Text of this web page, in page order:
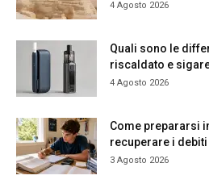
4 Agosto 2026
Quali sono le
riscaldato e
4 Agosto 2026
Come prepararsi
recuperare i
3 Agosto 2026